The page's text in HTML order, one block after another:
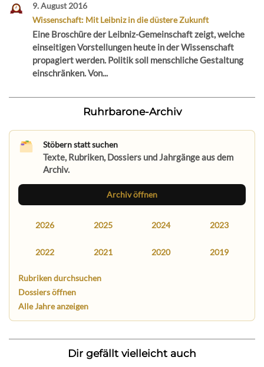
9. August 2016
Wissenschaft: Mit Leibniz in die düstere Zukunft
Eine Broschüre der Leibniz-Gemeinschaft zeigt, welche
einseitigen Vorstellungen heute in der Wissenschaft
propagiert werden. Politik soll menschliche Gestaltung
einschränken. Von...
Ruhrbarone-Archiv
Stöbern statt suchen
Texte, Rubriken, Dossiers und Jahrgänge aus dem
Archiv.
Archiv öffnen
2026 2025 2024 2023
2022 2021 2020 2019
Rubriken durchsuchen
Dossiers öffnen
Alle Jahre anzeigen
Dir gefällt vielleicht auch